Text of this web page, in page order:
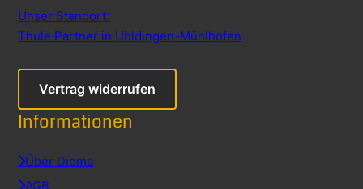
Unser Standort:
Thule Partner in Uhldingen-Mühlhofen
Vertrag widerrufen
Informationen
Über Dioma
AGB